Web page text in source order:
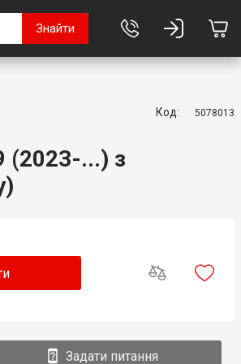
Знайти
Код: 5078013
(2023-...) з
Задати питання